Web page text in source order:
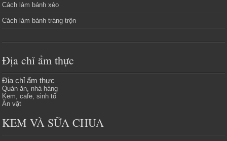
Cách làm bánh xèo
Cách làm bánh tráng trộn
Địa chỉ ẩm thực
Địa chỉ ẩm thực
Quán ăn, nhà hàng
Kem, cafe, sinh tố
Ăn vặt
KEM VÀ SỮA CHUA